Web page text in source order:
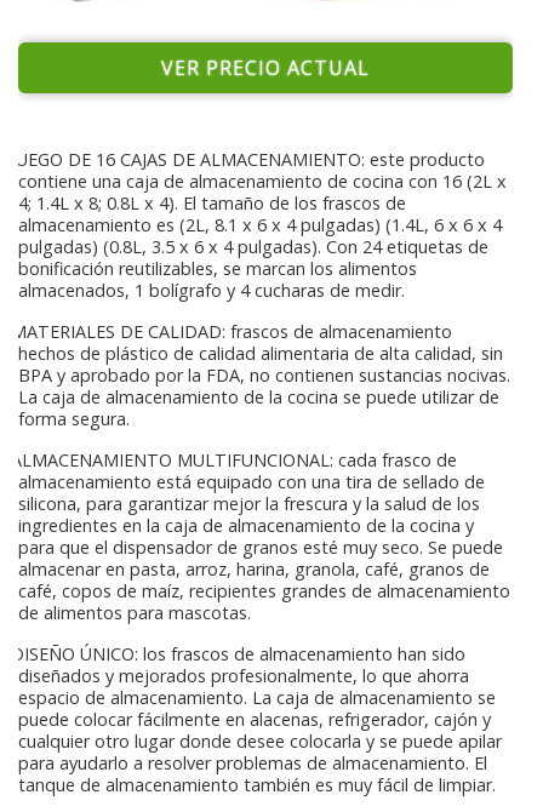
VER PRECIO ACTUAL
JUEGO DE 16 CAJAS DE ALMACENAMIENTO: este producto
contiene una caja de almacenamiento de cocina con 16 (2L x
4; 1.4L x 8; 0.8L x 4). El tamaño de los frascos de
almacenamiento es (2L, 8.1 x 6 x 4 pulgadas) (1.4L, 6 x 6 x 4
pulgadas) (0.8L, 3.5 x 6 x 4 pulgadas). Con 24 etiquetas de
bonificación reutilizables, se marcan los alimentos
almacenados, 1 bolígrafo y 4 cucharas de medir.
MATERIALES DE CALIDAD: frascos de almacenamiento
hechos de plástico de calidad alimentaria de alta calidad, sin
BPA y aprobado por la FDA, no contienen sustancias nocivas.
La caja de almacenamiento de la cocina se puede utilizar de
forma segura.
ALMACENAMIENTO MULTIFUNCIONAL: cada frasco de
almacenamiento está equipado con una tira de sellado de
silicona, para garantizar mejor la frescura y la salud de los
ingredientes en la caja de almacenamiento de la cocina y
para que el dispensador de granos esté muy seco. Se puede
almacenar en pasta, arroz, harina, granola, café, granos de
café, copos de maíz, recipientes grandes de almacenamiento
de alimentos para mascotas.
DISEÑO ÚNICO: los frascos de almacenamiento han sido
diseñados y mejorados profesionalmente, lo que ahorra
espacio de almacenamiento. La caja de almacenamiento se
puede colocar fácilmente en alacenas, refrigerador, cajón y
cualquier otro lugar donde desee colocarla y se puede apilar
para ayudarlo a resolver problemas de almacenamiento. El
tanque de almacenamiento también es muy fácil de limpiar.